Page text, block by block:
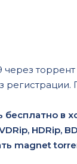
регистрации.
бесплатно
HDRip,
magnet